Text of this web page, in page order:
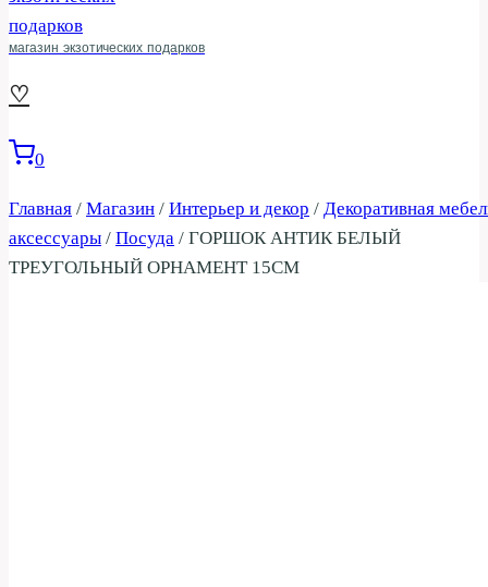
магазин экзотических подарков
♡
0
Главная / Магазин / Интерьер и декор / Декоративная
аксессуары / Посуда / ГОРШОК АНТИК БЕЛЫЙ
ТРЕУГОЛЬНЫЙ ОРНАМЕНТ 15СМ